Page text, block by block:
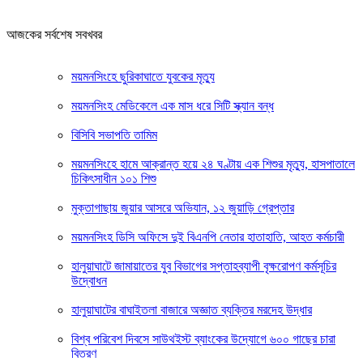
আজকের সর্বশেষ সবখবর
ময়মনসিংহে ছুরিকাঘাতে যুবকের মৃত্যু
ময়মনসিংহ মেডিকেলে এক মাস ধরে সিটি স্ক্যান বন্ধ
বিসিবি সভাপতি তামিম
ময়মনসিংহে হামে আক্রান্ত হয়ে ২৪ ঘণ্টায় এক শিশুর মৃত্যু, হাসপাতালে
চিকিৎসাধীন ১০১ শিশু
মুক্তাগাছায় জুয়ার আসরে অভিযান, ১২ জুয়াড়ি গ্রেপ্তার
ময়মনসিংহ ডিসি অফিসে দুই বিএনপি নেতার হাতাহাতি, আহত কর্মচারী
হালুয়াঘাটে জামায়াতের যুব বিভাগের সপ্তাহব্যাপী বৃক্ষরোপণ কর্মসূচির
উদ্বোধন
হালুয়াঘাটের বাঘাইতলা বাজারে অজ্ঞাত ব্যক্তির মরদেহ উদ্ধার
বিশ্ব পরিবেশ দিবসে সাউথইস্ট ব্যাংকের উদ্যোগে ৬০০ গাছের চারা
বিতরণ